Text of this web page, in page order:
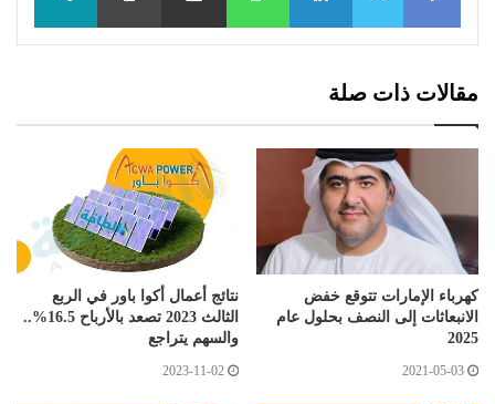
مقالات ذات صلة
كهرباء الإمارات تتوقع خفض
الانبعاثات إلى النصف بحلول عام
2025
2021-05-03
نتائج أعمال أكوا باور في الربع
الثالث 2023 تصعد بالأرباح 16.5%..
والسهم يتراجع
2023-11-02